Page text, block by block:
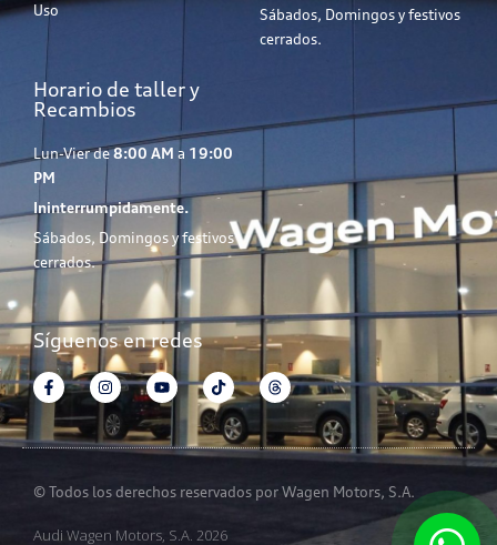
Uso
Sábados, Domingos y festivos
cerrados.
Horario de taller y
Recambios
Lun-Vier de8:00 AM a 19:00
PM
Ininterrumpidamente.
Sábados, Domingos y festivos
cerrados.
Síguenos en redes
© Todos los derechos reservados por Wagen Motors, S.A.
Audi Wagen Motors, S.A. 2026